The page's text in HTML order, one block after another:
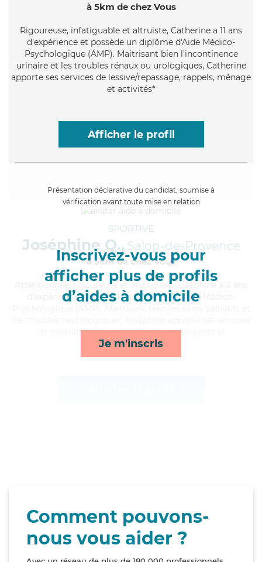
à 5km de chez Vous
Rigoureuse, infatiguable et altruiste, Catherine a 11 ans
d'expérience et possède un diplôme d'Aide Médico-
Psychologique (AMP). Maitrisant bien l'incontinence
urinaire et les troubles rénaux ou urologiques, Catherine
apporte ses services de lessive/repassage, rappels, ménage
et activités*
Afficher le profil
Présentation déclarative du candidat, soumise à
vérification avant toute mise en relation
Inscrivez-vous pour
afficher plus de profils
d’aides à domicile
Je m'inscris
SPORTIVE
Joséphine Q., Salon-de-Provence
à 5km de chez Vous
, rigoureuse et impliquée, Joséphine a 6 ans
d'expérience et possède un diplôme d'Aide Médico-
de mobilité, surveillance de nuit, transports et
lever/coucher*
Comment pouvons-
nous vous aider ?